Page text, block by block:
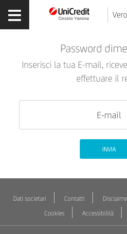
Password
Inserisci la tua E-mail,
effettuare il
INVIA
Dati societari Contatti
Cookies
Accessibilità